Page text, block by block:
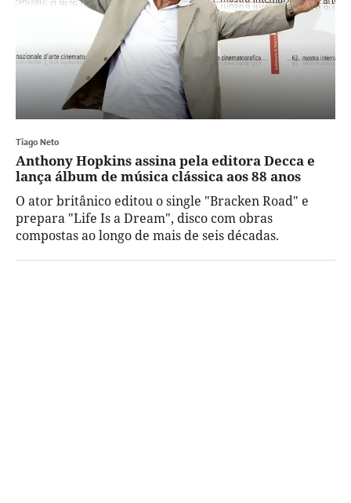
Tiago Neto
Anthony Hopkins assina pela editora Decca e
lança álbum de música clássica aos 88 anos
O ator britânico editou o single "Bracken Road" e
prepara "Life Is a Dream", disco com obras
compostas ao longo de mais de seis décadas.